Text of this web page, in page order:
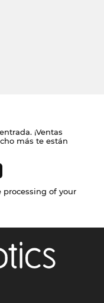
¡Ventas
más te están
of your